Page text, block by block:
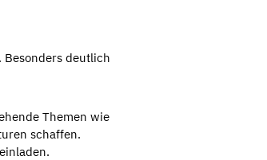
Besonders deutlich
Themen wie
schaffen.